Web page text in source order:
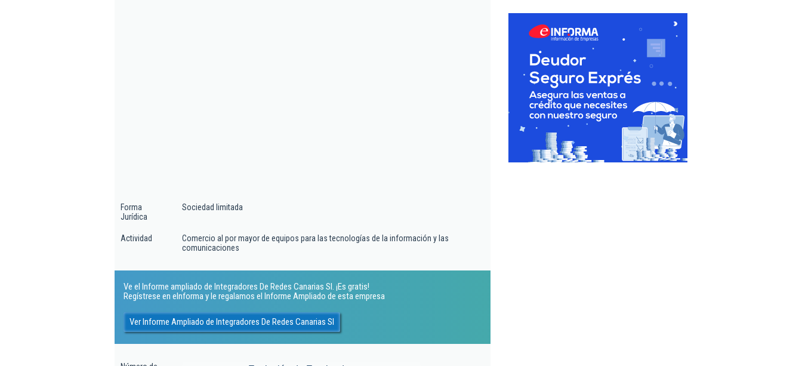
Forma
Jurídica
Sociedad limitada
Actividad
Comercio al por mayor de equipos para las tecnologías de la información y las
comunicaciones
Ve el Informe ampliado de Integradores De Redes Canarias Sl. ¡Es gratis!
Regístrese en eInforma y le regalamos el Informe Ampliado de esta empresa
Ver Informe Ampliado de Integradores De Redes Canarias Sl